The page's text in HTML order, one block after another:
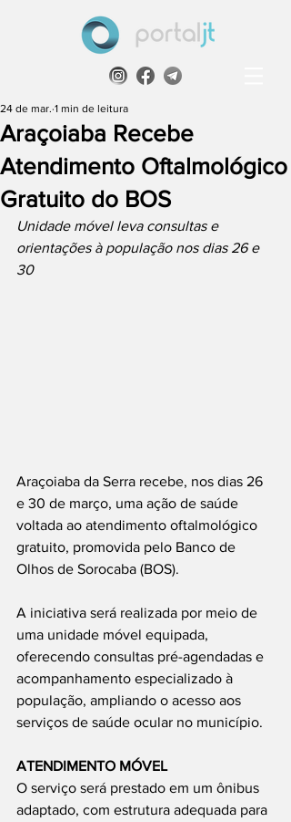
Araçoiaba Recebe
Atendimento Oftalmológico
Gratuito do BOS
24 de mar. 1 min de leitura
Unidade móvel leva consultas e
orientações à população nos dias 26 e
30
Araçoiaba da Serra recebe, nos dias 26
e 30 de março, uma ação de saúde
voltada ao atendimento oftalmológico
gratuito, promovida pelo Banco de
Olhos de Sorocaba (BOS).
A iniciativa será realizada por meio de
uma unidade móvel equipada,
oferecendo consultas pré-agendadas e
acompanhamento especializado à
população, ampliando o acesso aos
serviços de saúde ocular no município.
ATENDIMENTO MÓVEL
O serviço será prestado em um ônibus
adaptado, com estrutura adequada para